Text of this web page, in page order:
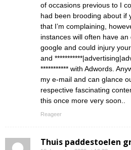
of occasions previous to I
had been brooding about if
that I’m complaining,
instances will often have
google and could injury
and
*********** with Adwords.
my e-mail and can glance
respective fascinating
this once more very soon..
Reageer
Thuis paddestoelen